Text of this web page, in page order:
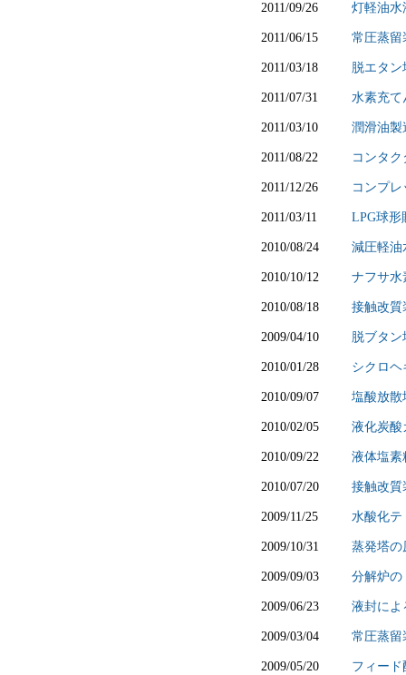
2011/09/26 灯軽油水
2011/06/15 常圧蒸留
2011/03/18 脱エタ
2011/07/31 水素充て
2011/03/10 潤滑油製
2011/08/22 コンタ
2011/12/26 コンプ
2011/03/11 LPG球形
2010/08/24 減圧軽油
2010/10/12 ナフサ水
2010/08/18 接触改質
2009/04/10 脱ブタ
2010/01/28 シクロ
2010/09/07 塩酸放散
2010/02/05 液化炭酸
2010/09/22 液体塩素
2010/07/20 接触改質
2009/11/25 水酸化テ
2009/10/31 蒸発塔の
2009/09/03 分解炉の
2009/06/23 液封によ
2009/03/04 常圧蒸留
2009/05/20 フィー